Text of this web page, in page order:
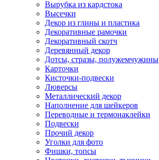
Вырубка из кардстока
Высечки
Декор из глины и пластика
Декоративные рамочки
Декоративный скотч
Деревянный декор
Дотсы, стразы, полужемчужины
Карточки
Кисточки-подвески
Люверсы
Металлический декор
Наполнение для шейкеров
Переводные и термонаклейки
Подвески
Прочий декор
Уголки для фото
Фишки, топсы